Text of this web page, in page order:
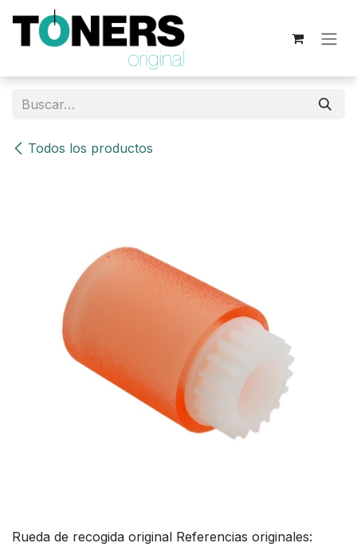
Ir al contenido
Todos los productos
Rueda de recogida original Referencias originales: